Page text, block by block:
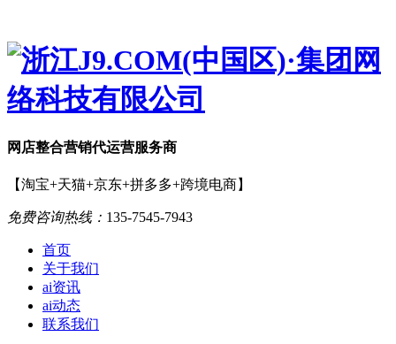
网店整合营销代运营服务商
【淘宝+天猫+京东+拼多多+跨境电商】
免费咨询热线： 135-7545-7943
首页
关于我们
ai资讯
ai动态
联系我们